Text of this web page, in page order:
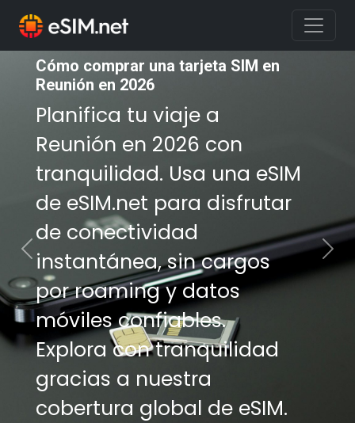
Cómo comprar una tarjeta SIM en
Reunión en 2026
Planifica tu viaje a
Reunión en 2026 con
tranquilidad. Usa una eSIM
de eSIM.net para disfrutar
de conectividad
instantánea, sin cargos
por roaming y datos
móviles confiables.
Explora con tranquilidad
gracias a nuestra
cobertura global de eSIM.
Cómo comprar una tarjeta SIM en
Reunión en 2026
Planifica tu viaje a
Reunión en 2026 con
tranquilidad. Usa una eSIM
de eSIM.net para disfrutar
de conectividad
instantánea, sin cargos
por roaming y datos
móviles confiables.
Explora con tranquilidad
gracias a nuestra
cobertura global de eSIM.
Previous Next